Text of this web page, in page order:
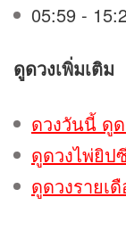
05:59 -
ดูดวงเพิ่มเติม
ดวงวันนี้ ดู
ดูดวงไพ่ยิป
ดูดวงรายเ